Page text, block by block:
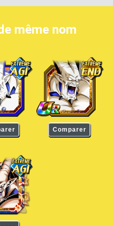
même nom
Comparer
Oméga Shenron